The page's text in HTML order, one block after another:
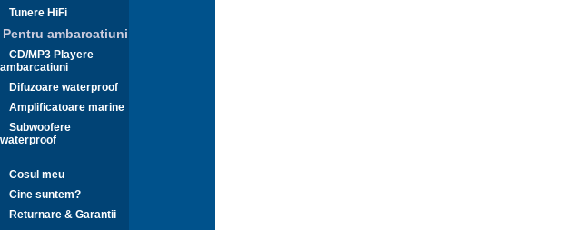
Tunere HiFi
Pentru ambarcatiuni
CD/MP3 Playere
ambarcatiuni
Difuzoare waterproof
Amplificatoare marine
Subwoofere
waterproof
Cosul meu
Cine suntem?
Returnare & Garantii